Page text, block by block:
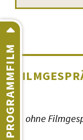
PROGRAMMFILM ohne